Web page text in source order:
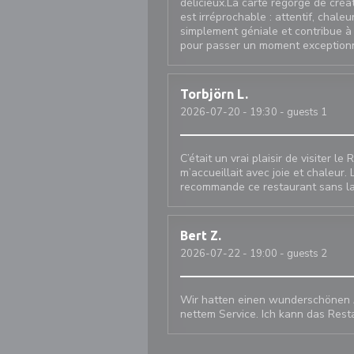
est irréprochable : attentif,
simplement géniale et contribue
pour passer un moment
Torbjörn L
2026-07-20 - 19:30 - guests 1
C’était un vrai plaisir de visiter le
m’accueillait avec joie et chaleur.
recommande ce restaurant sans
Bert Z
2026-07-22 - 19:00 - guests 2
Wir hatten einen wunderschönen
nettem Service. Ich kann das